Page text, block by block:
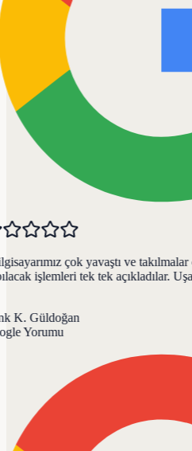
çok yavaştı ve takılmalar
işlemleri tek tek açıkladılar.
K. Güldoğan
Yorumu